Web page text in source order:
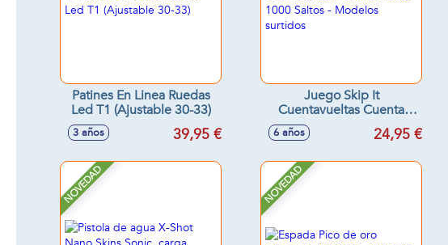
Patines En Linea Ruedas
Led T1 (Ajustable 30-33)
3 años 39,95 €
Juego Skip It
Cuentavueltas Cuenta
Hasta 1000 Saltos -
Modelos surtidos
6 años 24,95 €
NOVEDAD NOVEDAD